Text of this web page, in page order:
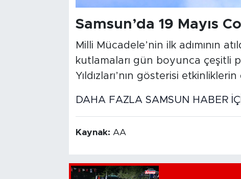
Samsun’da 19 Mayıs
Milli Mücadele’nin ilk adımının
kutlamaları gün boyunca çeşitli
Yıldızları’nın gösterisi
DAHA FAZLA SAMSUN HABER
Kaynak: AA